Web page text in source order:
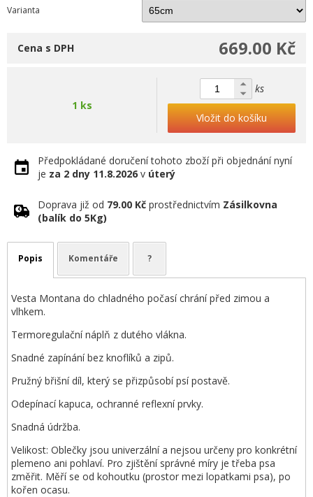
Varianta
669.00 Kč
Cena s DPH
1 ks
ks
Vložit do košíku
Předpokládané doručení tohoto zboží při objednání nyní
je za 2 dny 11.8.2026 v úterý
Doprava již od 79.00 Kč prostřednictvím Zásilkovna
(balík do 5Kg)
Popis Komentáře ?
Vesta Montana do chladného počasí chrání před zimou a
vlhkem.
Termoregulační náplň z dutého vlákna.
Snadné zapínání bez knoflíků a zipů.
Pružný břišní díl, který se přizpůsobí psí postavě.
Odepínací kapuca, ochranné reflexní prvky.
Snadná údržba.
Velikost: Oblečky jsou univerzální a nejsou určeny pro konkrétní
plemeno ani pohlaví. Pro zjištění správné míry je třeba psa
změřit. Měří se od kohoutku (prostor mezi lopatkami psa), po
kořen ocasu.